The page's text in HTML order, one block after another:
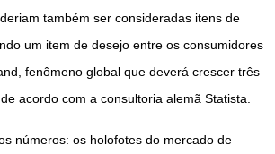
também ser consideradas itens de
um item de desejo entre os consumidores
fenômeno global que deverá crescer três
acordo com a consultoria alemã Statista.
números: os holofotes do mercado de